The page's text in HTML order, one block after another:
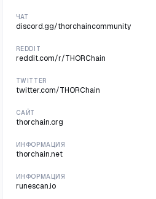
ЧАТ
discord.gg/thorchaincommunity
REDDIT
reddit.com/r/THORChain
TWITTER
twitter.com/THORChain
САЙТ
thorchain.org
ИНФОРМАЦИЯ
thorchain.net
ИНФОРМАЦИЯ
runescan.io